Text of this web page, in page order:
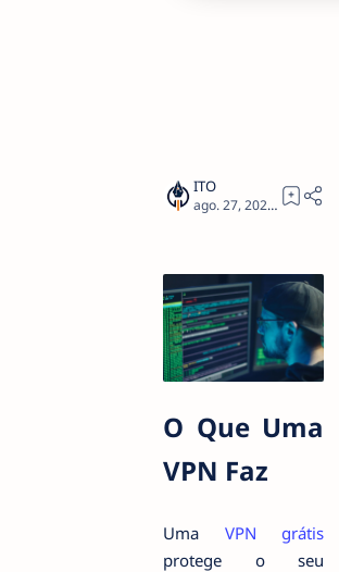
2
O Que Uma
VPN Faz
Uma VPN grátis
protege o seu